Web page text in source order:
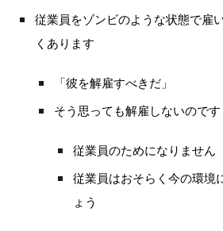
従業員をゾンビのような状態で雇
くあります
「彼を解雇すべきだ」
そう思っても解雇しないのです
従業員のためになりません
従業員はおそらく今の環境
ょう